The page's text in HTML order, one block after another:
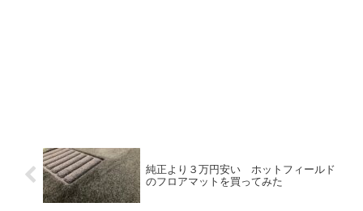
純正より３万円安い ホットフィールド
のフロアマットを買ってみた